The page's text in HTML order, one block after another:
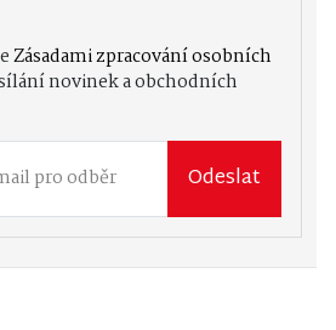
Zásadami zpracování osobních
novinek a obchodních
Odeslat